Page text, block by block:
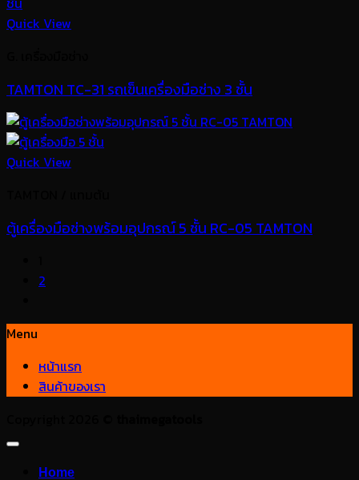
Quick View
TAMTON TC-31 รถเข็นเครื่องมือช่าง 3 ชั้น
Quick View
ตู้เครื่องมือช่างพร้อมอุปกรณ์ 5 ชั้น RC-05 TAMTON
2
Menu
หน้าแรก
สินค้าของเรา
Home